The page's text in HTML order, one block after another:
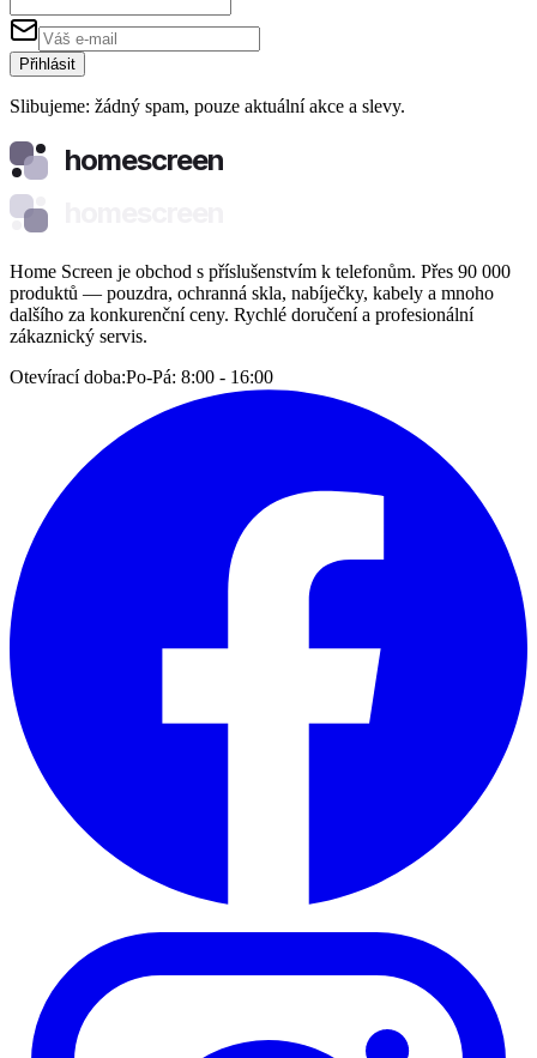
Přihlásit
Slibujeme: žádný spam, pouze aktuální akce a slevy.
homescreen
Home Screen je obchod s příslušenstvím k telefonům. Přes 90 000
produktů — pouzdra, ochranná skla, nabíječky, kabely a mnoho
dalšího za konkurenční ceny. Rychlé doručení a profesionální
zákaznický servis.
Otevírací doba:Po-Pá: 8:00 - 16:00